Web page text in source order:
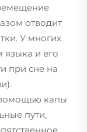
отводит
У многих
языка и его
при сне на
капы
пути,